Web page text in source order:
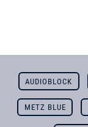
AUDIOBLOCK
METZ BLUE